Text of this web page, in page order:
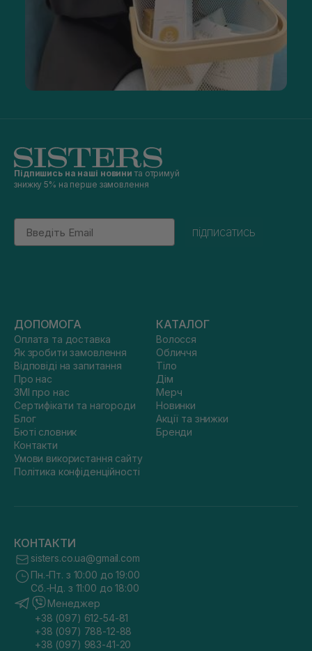
Підпишись на наші новини та отримуй
знижку 5% на перше замовлення
Email
підписатись
ДОПОМОГА
Оплата та доставка
Як зробити замовлення
Відповіді на запитання
Про нас
ЗМІ про нас
Сертифікати та нагороди
Блог
Бюті словник
Контакти
Умови використання сайту
Політика конфіденційності
КАТАЛОГ
Волосся
Обличчя
Тіло
Дім
Мерч
Новинки
Акції та знижки
Бренди
КОНТАКТИ
sisters.co.ua@gmail.com
Пн.-Пт. з 10:00 до 19:00
Сб.-Нд. з 11:00 до 18:00
Менеджер
+38 (097) 612-54-81
+38 (097) 788-12-88
+38 (097) 983-41-20